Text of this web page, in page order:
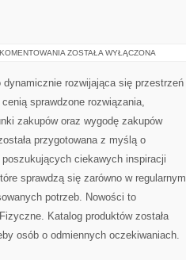
AI
ZOSTAŁA WYŁĄCZONA
dynamicznie rozwijająca się przestrzeń
sprawdzone rozwiązania,
zakupów oraz wygodę zakupów
przygotowana z myślą o
ciekawych inspiracji
sprawdzą się zarówno w regularnym
potrzeb. Nowości to
Katalog produktów została
osób o odmiennych oczekiwaniach.